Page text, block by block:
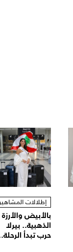
إطلالات
بالأبيض والأرزة
الذهبية.. بيرلا
حرب تبدأ